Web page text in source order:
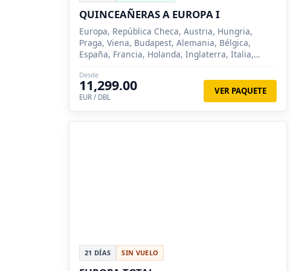
QUINCEAÑERAS A EUROPA I
Europa, República Checa, Austria, Hungria,
Praga, Viena, Budapest, Alemania, Bélgica,
España, Francia, Holanda, Inglaterra, Italia,
Roma, Milan, Madrid, Zarago...
Desde
11,299.00
EUR / DBL
VER PAQUETE
21 DÍAS SIN VUELO